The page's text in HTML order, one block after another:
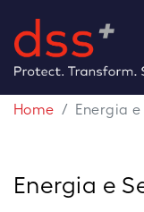
Home Energia e
Energia e